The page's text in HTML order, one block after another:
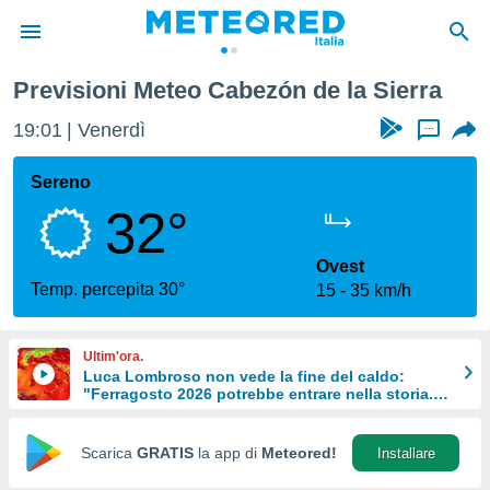
di
per
le
di
Web
Previsioni Meteo Cabezón de la Sierra
19:01 Venerdì ...
Sereno
32°
Temp. percepita 30°
Ovest
15
35 km/h
Ultim'ora.
Luca Lombroso non vede la fine del caldo:
"Ferragosto 2026 potrebbe entrare nella storia.
Scarica GRATIS la app di Meteored! Installare